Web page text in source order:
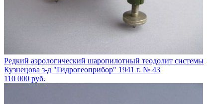
Редкий аэрологический шаропилотный теодолит системы
Кузнецова з-д "Гидрогеоприбор" 1941 г. № 43
110 000 руб.